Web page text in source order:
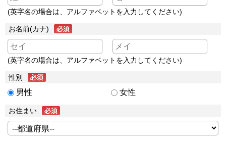
(英字名の場合は、アルファベットを入力してください)
お名前(カナ)
(英字名の場合は、アルファベットを入力してください)
性別
男性 女性
お住まい